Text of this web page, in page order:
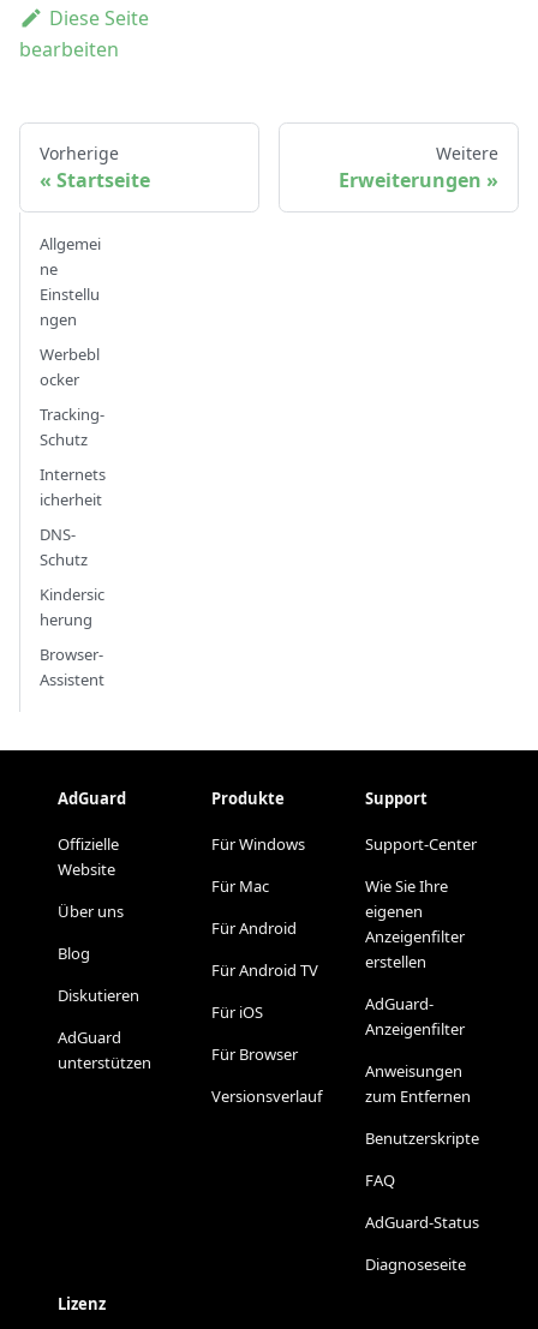
Diese Seite
bearbeiten
Vorherige
Startseite
Weitere
Erweiterungen
Allgemei
ne
Einstellu
ngen
Werbebl
ocker
Tracking-
Schutz
Internets
icherheit
DNS-
Schutz
Kindersic
herung
Browser-
Assistent
AdGuard
Offizielle
Website
Über uns
Blog
Diskutieren
AdGuard
unterstützen
Produkte
Für Windows
Für Mac
Für Android
Für Android TV
Für iOS
Für Browser
Versionsverlauf
Support
Support-Center
Wie Sie Ihre
eigenen
Anzeigenfilter
erstellen
AdGuard-
Anzeigenfilter
Anweisungen
zum Entfernen
Benutzerskripte
FAQ
AdGuard-Status
Diagnoseseite
Lizenz